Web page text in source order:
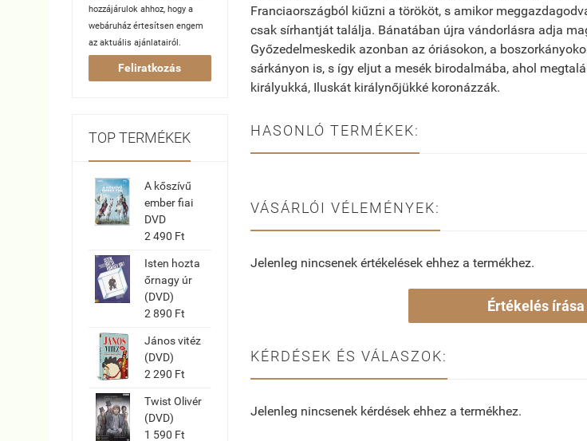
hozzájárulok ahhoz, hogy a
webáruház értesítsen engem
az aktuális ajánlatairól.
Feliratkozás
TOP TERMÉKEK
A kőszívű
ember fiai
DVD
2 490 Ft
Isten hozta
őrnagy úr
(DVD)
2 890 Ft
János vitéz
(DVD)
2 290 Ft
Twist Olivér
(DVD)
1 590 Ft
Franciaországból kiűzni a törököt, s amikor
csak sírhantját találja. Bánatában újra vándorlásra adja
Győzedelmeskedik azonban az óriásokon, a
sárkányon is, s így eljut a mesék birodalmába, ahol
királyukká, Iluskát királynőjükké koronázzák.
HASONLÓ TERMÉKEK:
VÁSÁRLÓI VÉLEMÉNYEK:
Jelenleg nincsenek értékelések ehhez a termékhez.
Értékelés írása
KÉRDÉSEK ÉS VÁLASZOK:
Jelenleg nincsenek kérdések ehhez a termékhez.